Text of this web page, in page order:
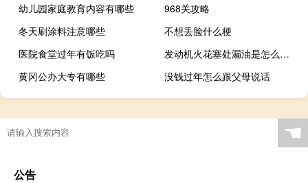
幼儿园家庭教育内容有哪些
968关攻略
冬天刷涂料注意哪些
不想丢脸什么梗
医院食堂过年有饭吃吗
发动机火花塞处漏油是怎么回事
黄冈公办大专有哪些
没钱过年怎么跟父母说话
☚
公告